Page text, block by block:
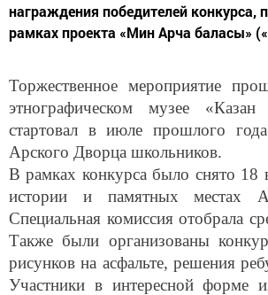
награждения победителей конкурса,
рамках проекта «Мин Арча баласы»
Торжественное мероприятие
этнографическом музее
стартовал в июле прошлого
Арского Дворца школьников.
В рамках конкурса было снято 18
истории и памятных местах
Специальная комиссия отобрала
Также были организованы
рисунков на асфальте, решения
Участники в интересной форме